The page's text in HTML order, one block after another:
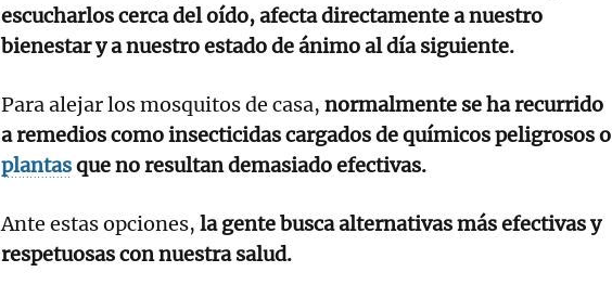
escucharlos cerca del oído, afecta directamente a nuestro
bienestar y a nuestro estado de ánimo al día siguiente.
Para alejar los mosquitos de casa, normalmente se ha recurrido
a remedios como insecticidas cargados de químicos peligrosos o
plantasque no resultan demasiado efectivas.
Ante estas opciones, la gente busca alternativas más efectivas y
respetuosas con nuestra salud.